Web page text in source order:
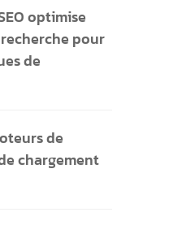
optimise
pour
de
de
chargement